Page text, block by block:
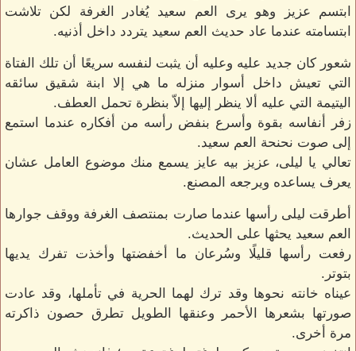
ابتسم عزيز وهو يرى العم سعيد يُغادر الغرفة لكن تلاشت
ابتسامته عندما عاد حديث العم سعيد يتردد داخل أذنيه.
شعور كان جديد عليه وعليه أن يثبت لنفسه سريعًا أن تلك الفتاة
التي تعيش داخل أسوار منزله ما هي إلا ابنة شقيق سائقه
اليتيمة التي عليه ألا ينظر إليها إلاّ بنظرة تحمل العطف.
زفر أنفاسه بقوة وأسرع بنفض رأسه من أفكاره عندما استمع
إلى صوت نحنحة العم سعيد.
تعالي يا ليلى، عزيز بيه عايز يسمع منك موضوع العامل عشان
يعرف يساعده ويرجعه المصنع.
أطرقت ليلى رأسها عندما صارت بمنتصف الغرفة ووقف جوارها
العم سعيد يحثها على الحديث.
رفعت رأسها قليلًا وسُرعان ما أخفضتها وأخذت تفرك يديها
بتوتر.
عيناه خانته نحوها وقد ترك لهما الحرية في تأملها، وقد عادت
صورتها بشعرها الأحمر وعنقها الطويل تطرق حصون ذاكرته
مرة أخرى.